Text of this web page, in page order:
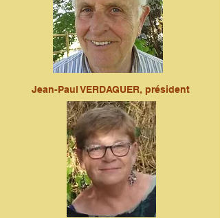
Jean-Paul VERDAGUER, président